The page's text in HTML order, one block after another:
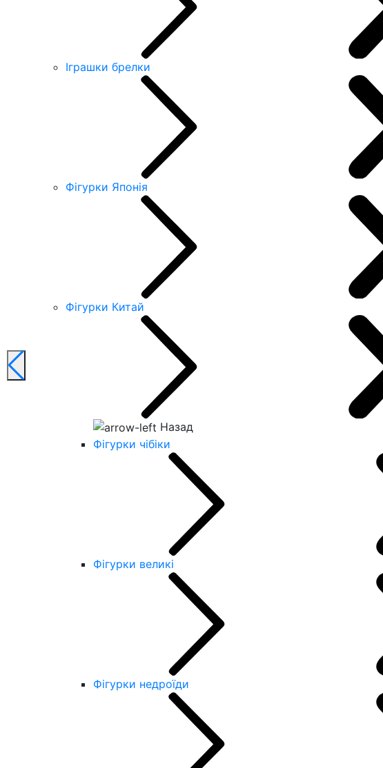
Іграшки брелки
Фігурки Японія
Фігурки Китай
Назад
Фігурки чібіки
Фігурки великі
Фігурки недроїди